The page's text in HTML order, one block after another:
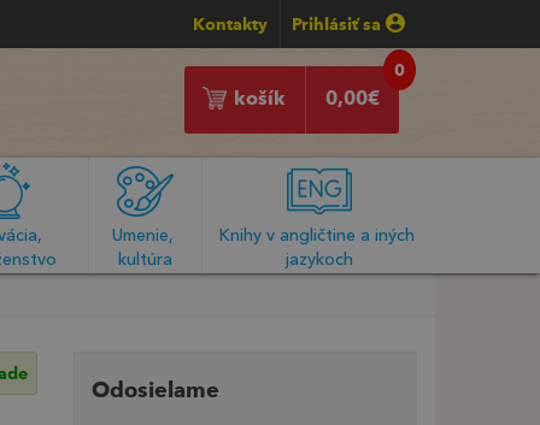
Kontakty Prihlásiť sa
0
0,00€
košík
Umenie,
kultúra
Knihy v angličtine a iných
jazykoch
Odosielame